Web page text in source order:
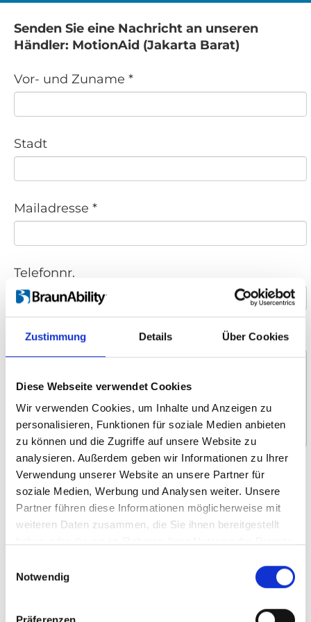
Zustimmung Details Über Cookies
Diese Webseite verwendet Cookies
Wir verwenden Cookies, um Inhalte und Anzeigen zu
personalisieren, Funktionen für soziale Medien anbieten
zu können und die Zugriffe auf unsere Website zu
analysieren. Außerdem geben wir Informationen zu Ihrer
Verwendung unserer Website an unsere Partner für
soziale Medien, Werbung und Analysen weiter. Unsere
Partner führen diese Informationen möglicherweise mit
weiteren Daten zusammen, die Sie ihnen bereitgestellt
Notwendig
Präferenzen
Senden Sie eine Nachricht an unseren
Händler: MotionAid (Jakarta Barat)
Vor- und Zuname *
Stadt
Mailadresse *
Telefonnr.
Nachricht *
Wofür interessieren Sie sich?
Um- und Hinsetzen
Heben und Verstauen
Selbstständiges Fahren
Systemboden und Sitze
Rollstuhlrückhalte­- und Sicherheitsgurt